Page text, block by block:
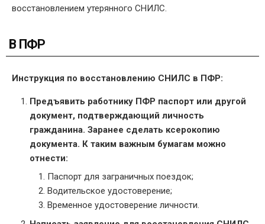
восстановлением утерянного СНИЛС.
В ПФР
Инструкция по восстановлению СНИЛС в ПФР:
Предъявить работнику ПФР паспорт или другой
документ, подтверждающий личность
гражданина. Заранее сделать ксерокопию
документа. К таким важным бумагам можно
отнести:
Паспорт для заграничных поездок;
Водительское удостоверение;
Временное удостоверение личности.